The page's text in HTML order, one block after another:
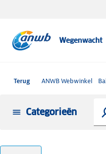
Wegenwacht
Terug ANWB Webwinkel
Categorieën